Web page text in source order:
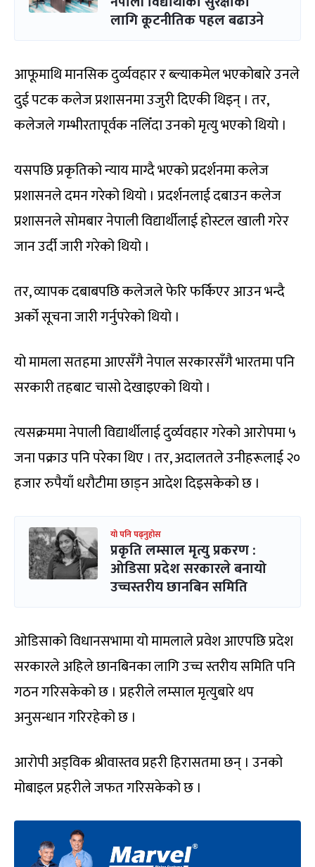
लागि कूटनीतिक पहल बढाउने
आफूमाथि मानसिक दुर्व्यवहार र ब्ल्याकमेल भएकोबारे उनले
दुई पटक कलेज प्रशासनमा उजुरी दिएकी थिइन् । तर,
कलेजले गम्भीरतापूर्वक नलिँदा उनको मृत्यु भएको थियो ।
यसपछि प्रकृतिको न्याय माग्दै भएको प्रदर्शनमा कलेज
प्रशासनले दमन गरेको थियो । प्रदर्शनलाई दबाउन कलेज
प्रशासनले सोमबार नेपाली विद्यार्थीलाई होस्टल खाली गरेर
जान उर्दी जारी गरेको थियो ।
तर, व्यापक दबाबपछि कलेजले फेरि फर्किएर आउन भन्दै
अर्को सूचना जारी गर्नुपरेको थियो ।
यो मामला सतहमा आएसँगै नेपाल सरकारसँगै भारतमा पनि
सरकारी तहबाट चासो देखाइएको थियो ।
त्यसक्रममा नेपाली विद्यार्थीलाई दुर्व्यवहार गरेको आरोपमा ५
जना पक्राउ पनि परेका थिए । तर, अदालतले उनीहरूलाई २०
हजार रुपैयाँ धरौटीमा छाड्न आदेश दिइसकेको छ ।
यो पनि पढ्नुहोस
प्रकृति लम्साल मृत्यु प्रकरण :
ओडिसा प्रदेश सरकारले बनायो
उच्चस्तरीय छानबिन समिति
ओडिसाको विधानसभामा यो मामलाले प्रवेश आएपछि प्रदेश
सरकारले अहिले छानबिनका लागि उच्च स्तरीय समिति पनि
गठन गरिसकेको छ । प्रहरीले लम्साल मृत्युबारे थप
अनुसन्धान गरिरहेको छ ।
आरोपी अड्विक श्रीवास्तव प्रहरी हिरासतमा छन् । उनको
मोबाइल प्रहरीले जफत गरिसकेको छ ।